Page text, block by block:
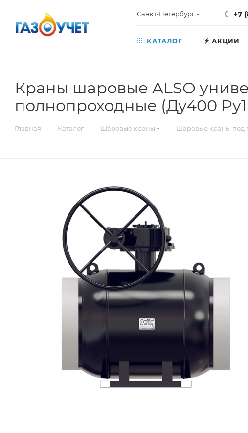
Санкт-Петербург +7
КАТАЛОГ АКЦИИ
Краны шаровые ALSO
полнопроходные (Ду400
Главная — Каталог — Шаровые краны — Шаровые краны под